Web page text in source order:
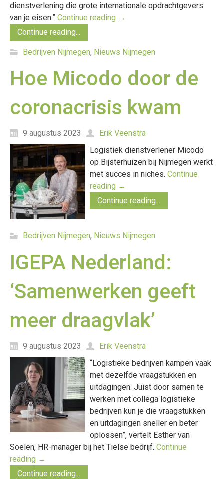
dienstverlening die grote internationale opdrachtgevers
van je eisen.” Continue reading →
Continue reading...
Bedrijven Nijmegen, Nieuws Nijmegen
Hoe Micodo door de
coronacrisis kwam
9 augustus 2023
Erik Veenstra
Logistiek dienstverlener Micodo
op Bijsterhuizen bij Nijmegen werkt
met succes in niches. Continue
reading →
Continue reading...
Bedrijven Nijmegen, Nieuws Nijmegen
IGEPA Nederland:
‘Samenwerken geeft
meer draagvlak’
9 augustus 2023
Erik Veenstra
“Logistieke bedrijven kampen vaak
met dezelfde vraagstukken en
uitdagingen. Juist door samen te
werken met collega logistieke
bedrijven kun je die vraagstukken
en uitdagingen sneller en beter
oplossen”, vertelt Esther van
Soelen, HR-manager bij het Tielse bedrijf. Continue
reading →
Continue reading...